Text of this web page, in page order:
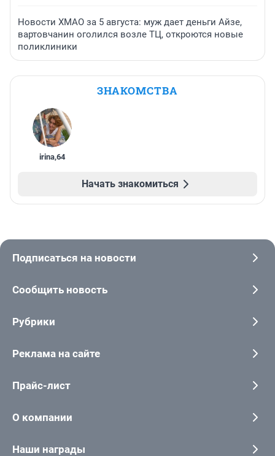
Новости ХМАО за 5 августа: муж дает деньги Айзе,
вартовчанин оголился возле ТЦ, откроются новые
поликлиники
ЗНАКОМСТВА
irina,64
Начать знакомиться
Подписаться на новости
Сообщить новость
Рубрики
Реклама на сайте
Прайс-лист
О компании
Наши награды